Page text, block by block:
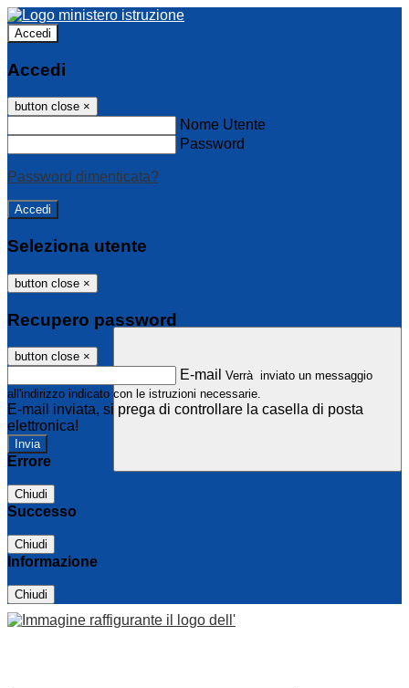
Accedi
Accedi
button close ×
Nome Utente
Password
Password dimenticata?
Seleziona utente
button close ×
Recupero password
button close ×
E-mail Verrà inviato un messaggio
all'indirizzo indicato con le istruzioni necessarie.
E-mail inviata, si prega di controllare la casella di posta
elettronica!
Errore
Chiudi
Successo
Chiudi
Informazione
Chiudi